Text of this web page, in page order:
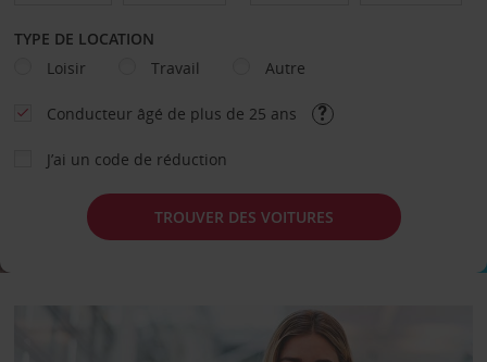
TYPE DE LOCATION
Loisir
Travail Autre
Conducteur âgé de plus de 25 ans
J’ai un code de réduction
TROUVER DES VOITURES